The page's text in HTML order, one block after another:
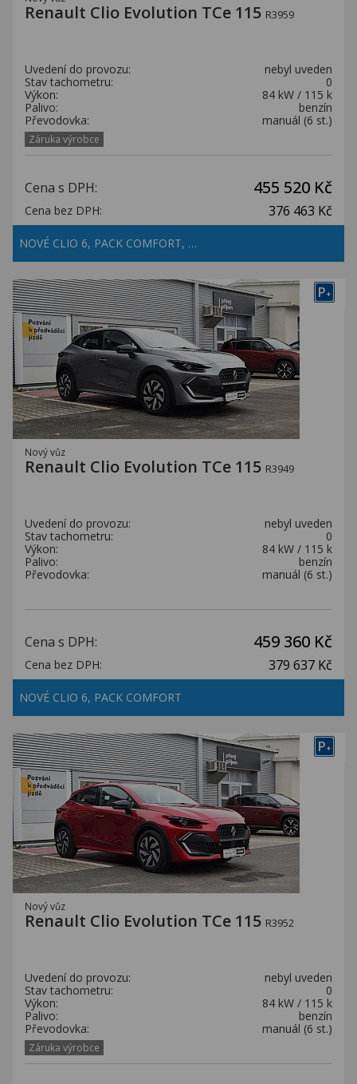
Renault Clio Evolution TCe 115 R3959
Uvedení do provozu:
nebyl uveden
Stav tachometru:
0
Výkon:
84 kW / 115 k
Palivo:
benzín
Převodovka:
manuál (6 st.)
Záruka výrobce
Cena s DPH: 455 520 Kč
Cena bez DPH: 376 463 Kč
NOVÉ CLIO 6, PACK COMFORT, …
P+
Nový vůz
Renault Clio Evolution TCe 115 R3949
Uvedení do provozu:
nebyl uveden
Stav tachometru:
0
Výkon:
84 kW / 115 k
Palivo:
benzín
Převodovka:
manuál (6 st.)
Cena s DPH: 459 360 Kč
Cena bez DPH: 379 637 Kč
NOVÉ CLIO 6, PACK COMFORT
P+
Nový vůz
Renault Clio Evolution TCe 115 R3952
Uvedení do provozu:
nebyl uveden
Stav tachometru:
0
Výkon:
84 kW / 115 k
Palivo:
benzín
Převodovka:
manuál (6 st.)
Záruka výrobce